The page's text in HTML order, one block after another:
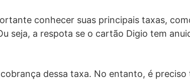
conhecer suas principais taxas,
seja, a respota se o cartão Digio tem
dessa taxa. No entanto, é